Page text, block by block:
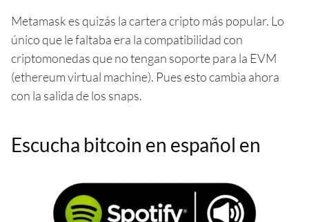
Metamask es quizás la cartera cripto más popular. Lo
único que le faltaba era la compatibilidad con
criptomonedas que no tengan soporte para la EVM
(ethereum virtual machine). Pues esto cambia ahora
con la salida de los snaps.
Escucha bitcoin en español en